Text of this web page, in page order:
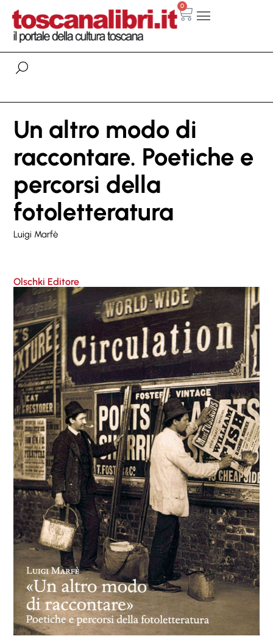
0
Un altro modo di
raccontare. Poetiche e
percorsi della
fotoletteratura
Luigi Marfè
Olschki Editore